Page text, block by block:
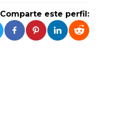
Comparte este perfil: